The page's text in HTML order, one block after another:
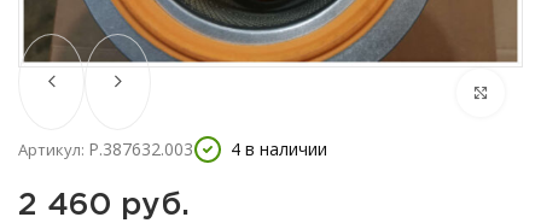
Артикул: Р.387632.003 4 в наличии
2 460 руб.